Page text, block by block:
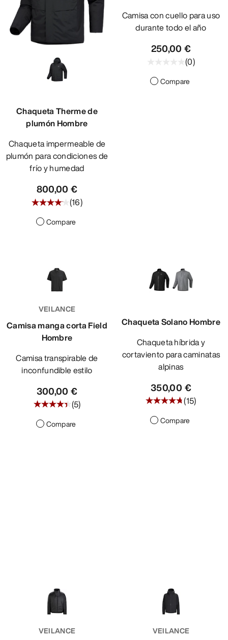
Chaqueta Therme de
plumón Hombre
Chaqueta impermeable de
plumón para condiciones de
frío y humedad
800,00 €
(16)
Compare
Camisa con cuello para uso
durante todo el año
250,00 €
(0)
Compare
VEILANCE
Camisa manga corta Field
Hombre
Camisa transpirable de
inconfundible estilo
300,00 €
(5)
Compare
Chaqueta Solano Hombre
Chaqueta híbrida y
cortaviento para caminatas
alpinas
350,00 €
(15)
Compare
VEILANCE VEILANCE